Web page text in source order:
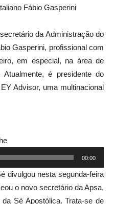
Fábio Gasperini
da Administração do
Gasperini, profissional com
em especial, na área de
é presidente do
Advisor, uma multinacional
00:00
divulgou nesta segunda-feira
o novo secretário da Apsa,
Sé Apostólica. Trata-se de